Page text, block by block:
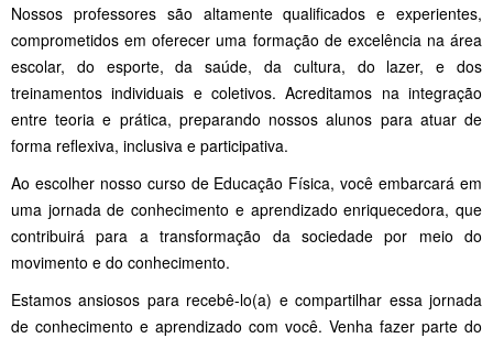
Nossos professores são altamente qualificados e experientes,
comprometidos em oferecer uma formação de excelência na área
escolar, do esporte, da saúde, da cultura, do lazer, e dos
treinamentos individuais e coletivos. Acreditamos na integração
entre teoria e prática, preparando nossos alunos para atuar de
forma reflexiva, inclusiva e participativa.
Ao escolher nosso curso de Educação Física, você embarcará em
uma jornada de conhecimento e aprendizado enriquecedora, que
contribuirá para a transformação da sociedade por meio do
movimento e do conhecimento.
Estamos ansiosos para recebê-lo(a) e compartilhar essa jornada
de conhecimento e aprendizado com você. Venha fazer parte do